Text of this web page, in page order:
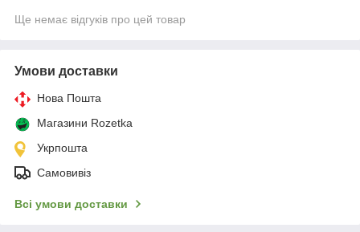
Ще немає відгуків про цей товар
Умови доставки
Нова Пошта
Магазини Rozetka
Укрпошта
Самовивіз
Всі умови доставки